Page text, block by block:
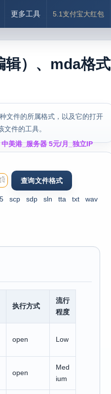
更多工具 5.1支付宝大红包
辑）、mda格式
文件的所属格式，以及它的打开
件的工具。
美港_服务器 5元/月_独立IP
scp sdp sln tta txt
wav
执行方式
流行
程度
open Low
open
Med
ium